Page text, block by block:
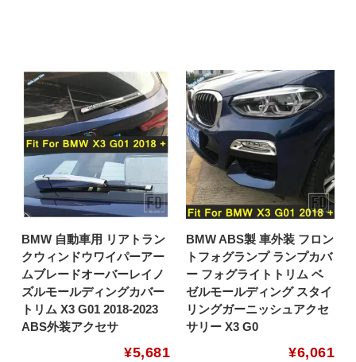
BMW 自動車用 リアトラン
クウィンドウワイパーアー
ムブレードオーバーレイノ
ズルモールディングカバー
トリム X3 G01 2018-2023
ABS外装アクセサ
¥5,681
BMW ABS製 車外装 フロン
トフォグランプ ランプカバ
ー フォグライトトリム ベ
ゼルモールディング スタイ
リングガーニッシュアクセ
サリー X3 G0
¥6,061